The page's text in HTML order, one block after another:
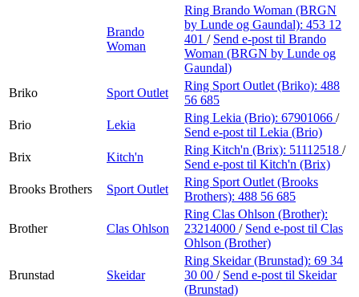
Brando
Woman
Ring Brando Woman (BRGN
by Lunde og Gaundal): 453 12
401 / Send e-post til Brando
Woman (BRGN by Lunde og
Gaundal)
Briko
Sport Outlet
Ring Sport Outlet (Briko): 488
56 685
Brio
Lekia
Ring Lekia (Brio): 67901066 /
Send e-post til Lekia (Brio)
Brix
Kitch'n
Ring Kitch'n (Brix): 51112518 /
Send e-post til Kitch'n (Brix)
Brooks Brothers
Sport Outlet
Ring Sport Outlet (Brooks
Brothers): 488 56 685
Brother Clas Ohlson
Ring Clas Ohlson (Brother):
23214000 / Send e-post til Clas
Ohlson (Brother)
Brunstad Skeidar
Ring Skeidar (Brunstad): 69 34
30 00 / Send e-post til Skeidar
(Brunstad)